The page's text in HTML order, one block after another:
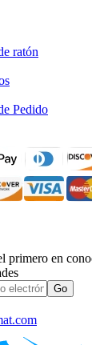
ratón
Pedido
primero en
Go